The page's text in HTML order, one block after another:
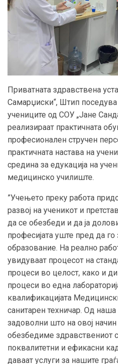
Приватната здравствена
Самарџиски“, Штип поседува
учениците од СОУ „Јане
реализираат практичната
професионален стручен
практичната настава на
средина за едукација на
медицинско училиште.
”Учењето преку работа
развој на ученикот и
да се обезбеди и да ја
професијата уште пред да
образование. На реално
увидуваат процесот на
процеси во целост, како и
процеси во една
квалификацијата
санитарен техничар. Од
задоволни што на овој
обезбедиме здравствениот
поквалитетни и ефикасни
даваат услуги за нашите